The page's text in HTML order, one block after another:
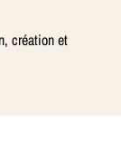
création et